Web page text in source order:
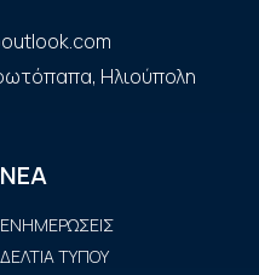
Ηλιούπολη
ΝΕΑ
ΕΝΗΜΕΡΩΣΕΙΣ
ΔΕΛΤΙΑ ΤΥΠΟΥ